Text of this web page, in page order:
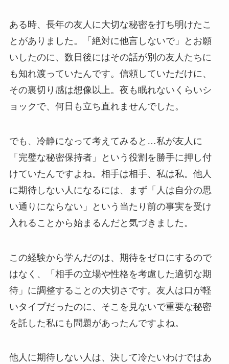
ある時、長年の友人に大切な秘密を打ち明けたこ
とがありました。「絶対に他言しないで」とお願
いしたのに、数日後にはその話が別の友人たちに
も知れ渡っていたんです。信頼していただけに、
その裏切り感は想像以上。夜も眠れないくらいシ
ョックで、何日も立ち直れませんでした。
でも、冷静になって考えてみると…私が友人に
「完璧な秘密保持者」という役割を勝手に押し付
けていたんですよね。相手は相手、私は私。他人
に期待しない人になるには、まず「人は自分の思
い通りにならない」という当たり前の事実を受け
入れることから始まるんだと気づきました。
この経験から学んだのは、期待をゼロにするので
はなく、「相手の立場や性格を考慮した適切な期
待」に調整することの大切さです。友人は口が軽
いタイプだったのに、そこを見ないで重要な秘密
を託した私にも問題があったんですよね。
他人に期待しない人は、決して冷たいわけではあ